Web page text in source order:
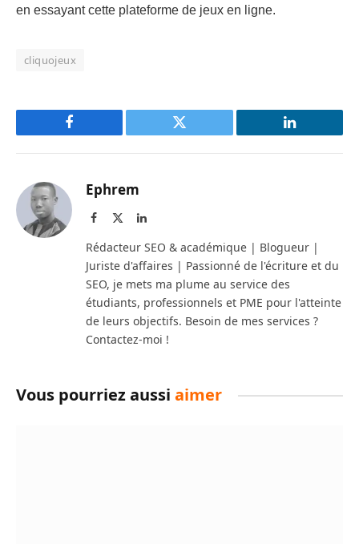
en essayant cette plateforme de jeux en ligne.
cliquojeux
Facebook Twitter LinkedIn
Ephrem
Facebook LinkedIn
Rédacteur SEO & académique | Blogueur |
Juriste d'affaires | Passionné de l'écriture et du
SEO, je mets ma plume au service des
étudiants, professionnels et PME pour l'atteinte
de leurs objectifs. Besoin de mes services ?
Contactez-moi !
Vous pourriez aussi aimer